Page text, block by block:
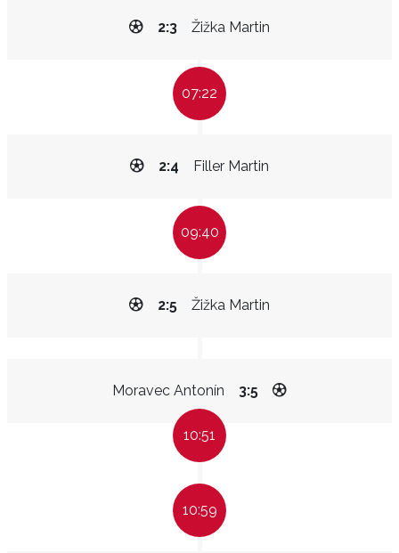
Žižka Martin
2:3
07:22
Filler Martin
2:4
09:40
Žižka Martin
2:5
Moravec Antonín 3:5
10:51
10:59